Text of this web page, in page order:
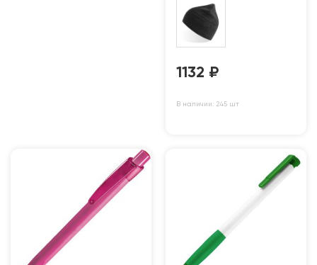
1132 ₽
В наличии: 245 шт